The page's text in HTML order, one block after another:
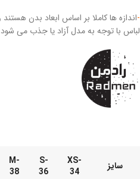
-اندازه ها کاملا بر اساس ابعاد بدن هستند
لباس با توجه به مدل آزاد یا جذب می
سایز
XS-
34
S-
36
M-
38